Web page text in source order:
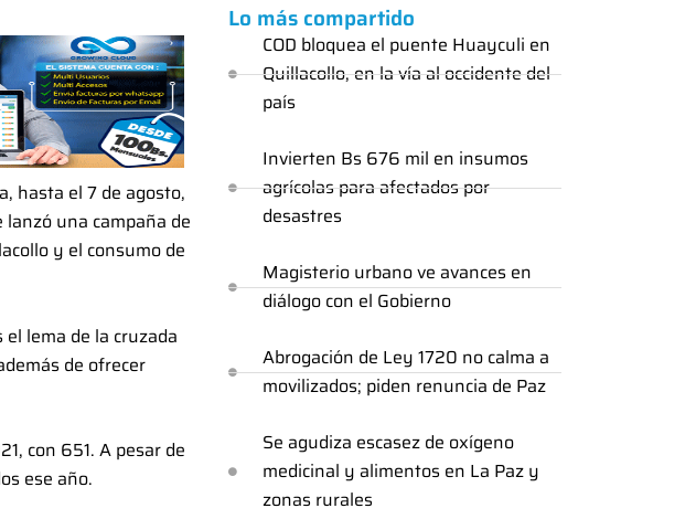
hasta el 7 de agosto,
una campaña de
y el consumo de
lema de la cruzada
de ofrecer
con 651. A pesar de
ese año.
Lo más compartido
COD bloquea el puente Huayculi en
Quillacollo, en la vía al occidente del
país
Invierten Bs 676 mil en insumos
agrícolas para afectados por
desastres
Magisterio urbano ve avances en
diálogo con el Gobierno
Abrogación de Ley 1720 no calma a
movilizados; piden renuncia de Paz
Se agudiza escasez de oxígeno
medicinal y alimentos en La Paz y
zonas rurales